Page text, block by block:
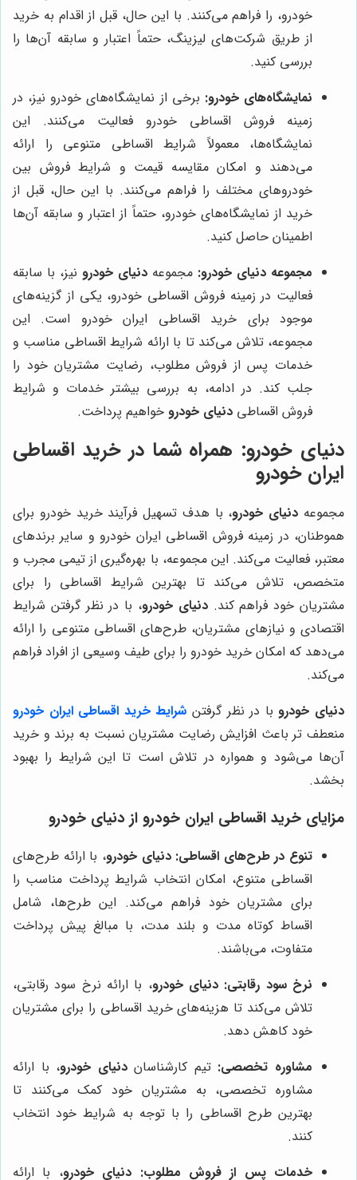
خودرو، را فراهم می‌کنند. با این حال، قبل از اقدام به خرید
از طریق شرکت‌های لیزینگ، حتماً اعتبار و سابقه آن‌ها را
بررسی کنید.
نمایشگاه‌های خودرو: برخی از نمایشگاه‌های خودرو نیز، در
زمینه فروش اقساطی خودرو فعالیت می‌کنند. این
نمایشگاه‌ها، معمولاً شرایط اقساطی متنوعی را ارائه
می‌دهند و امکان مقایسه قیمت و شرایط فروش بین
خودروهای مختلف را فراهم می‌کنند. با این حال، قبل از
خرید از نمایشگاه‌های خودرو، حتماً از اعتبار و سابقه آن‌ها
اطمینان حاصل کنید.
مجموعه دنیای خودرو: مجموعه دنیای خودرو نیز، با سابقه
فعالیت در زمینه فروش اقساطی خودرو، یکی از گزینه‌های
موجود برای خرید اقساطی ایران خودرو است. این
مجموعه، تلاش می‌کند تا با ارائه شرایط اقساطی مناسب و
خدمات پس از فروش مطلوب، رضایت مشتریان خود را
جلب کند. در ادامه، به بررسی بیشتر خدمات و شرایط
فروش اقساطی دنیای خودرو خواهیم پرداخت.
دنیای خودرو: همراه شما در خرید اقساطی
ایران خودرو
مجموعه دنیای خودرو، با هدف تسهیل فرآیند خرید خودرو برای
هموطنان، در زمینه فروش اقساطی ایران خودرو و سایر برندهای
معتبر، فعالیت می‌کند. این مجموعه، با بهره‌گیری از تیمی مجرب و
متخصص، تلاش می‌کند تا بهترین شرایط اقساطی را برای
مشتریان خود فراهم کند.دنیای خودرو، با در نظر گرفتن شرایط
اقتصادی و نیازهای مشتریان، طرح‌های اقساطی متنوعی را ارائه
می‌دهد که امکان خرید خودرو را برای طیف وسیعی از افراد فراهم
می‌کند.
دنیای خودرو با در نظر گرفتن شرایط خرید اقساطی ایران خودرو
منعطف تر باعث افزایش رضایت مشتریان نسبت به برند و خرید
آن‌ها می‌شود و همواره در تلاش است تا این شرایط را بهبود
بخشد.
مزایای خرید اقساطی ایران خودرو از دنیای خودرو
تنوع در طرح‌های اقساطی: دنیای خودرو، با ارائه طرح‌های
اقساطی متنوع، امکان انتخاب شرایط پرداخت مناسب را
برای مشتریان خود فراهم می‌کند. این طرح‌ها، شامل
اقساط کوتاه مدت و بلند مدت، با مبالغ پیش پرداخت
متفاوت، می‌باشند.
نرخ سود رقابتی: دنیای خودرو، با ارائه نرخ سود رقابتی،
تلاش می‌کند تا هزینه‌های خرید اقساطی را برای مشتریان
خود کاهش دهد.
مشاوره تخصصی: تیم کارشناساندنیای خودرو، با ارائه
مشاوره تخصصی، به مشتریان خود کمک می‌کنند تا
بهترین طرح اقساطی را با توجه به شرایط خود انتخاب
کنند.
خدمات پس از فروش مطلوب: دنیای خودرو، با ارائه